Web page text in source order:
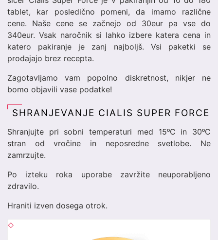
tablet, kar posledično pomeni, da imamo različne
cene. Naše cene se začnejo od 30eur pa vse do
340eur. Vsak naročnik si lahko izbere katera cena in
katero pakiranje je zanj najboljš. Vsi paketki se
prodajajo brez recepta.
Zagotavljamo vam popolno diskretnost, nikjer ne
bomo objavili vase podatke!
SHRANJEVANJE CIALIS SUPER FORCE
Shranjujte pri sobni temperaturi med 15ᵒC in 30ᵒC
stran od vročine in neposredne svetlobe. Ne
zamrzujte.
Po izteku roka uporabe zavržite neuporabljeno
zdravilo.
Hraniti izven dosega otrok.